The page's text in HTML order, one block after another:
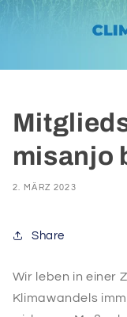
misanjo
2. MÄRZ 2023
Share
Wir leben in einer
Klimawandels